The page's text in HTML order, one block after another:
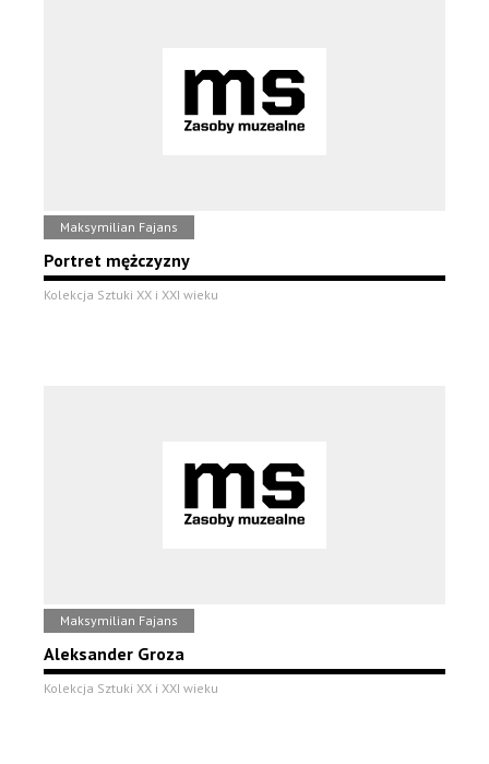
Maksymilian Fajans
Portret mężczyzny
Kolekcja Sztuki XX i XXI wieku
Maksymilian Fajans
Aleksander Groza
Kolekcja Sztuki XX i XXI wieku